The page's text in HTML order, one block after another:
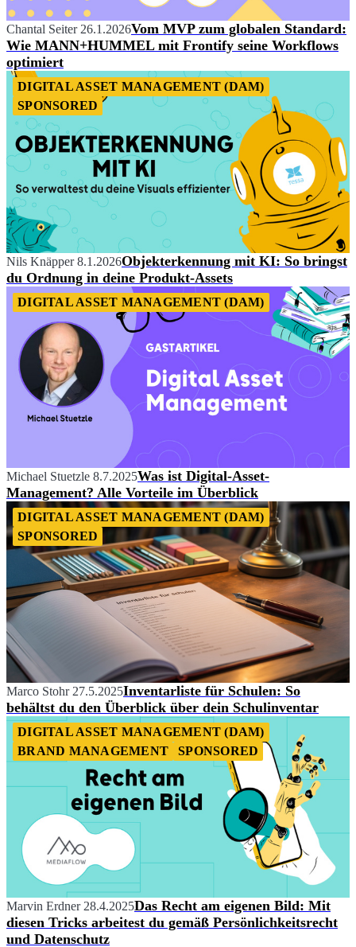
Chantal Seiter 26.1.2026Vom MVP zum globalen Standard:
Wie MANN+HUMMEL mit Frontify seine Workflows
optimiert
DIGITAL ASSET MANAGEMENT (DAM)
SPONSORED
Nils Knäpper 8.1.2026Objekterkennung mit KI: So bringst
du Ordnung in deine Produkt-Assets
DIGITAL ASSET MANAGEMENT (DAM)
Michael Stuetzle 8.7.2025Was ist Digital-Asset-
Management? Alle Vorteile im Überblick
DIGITAL ASSET MANAGEMENT (DAM)
SPONSORED
Marco Stohr 27.5.2025Inventarliste für Schulen: So
behältst du den Überblick über dein Schulinventar
DIGITAL ASSET MANAGEMENT (DAM)
BRAND MANAGEMENT
SPONSORED
Marvin Erdner 28.4.2025Das Recht am eigenen Bild: Mit
diesen Tricks arbeitest du gemäß Persönlichkeitsrecht
und Datenschutz